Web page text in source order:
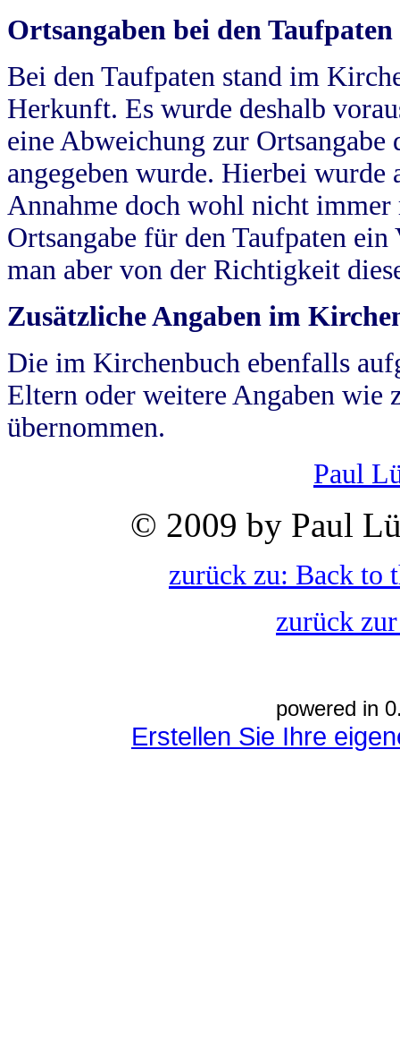
Ortsangaben bei den Taufpaten
Bei den Taufpaten stand im
Herkunft. Es wurde deshalb
eine Abweichung zur
angegeben wurde. Hierbei wurde
Annahme doch wohl nicht
Ortsangabe für den Taufpaten
man aber von der Richtigkeit
Zusätzliche Angaben im
Die im Kirchenbuch ebenfalls
Eltern oder weitere Angaben wie
übernommen.
Paul
© 2009 by Paul
zurück zu: Back to
zurück
powered in
Erstellen Sie Ihre